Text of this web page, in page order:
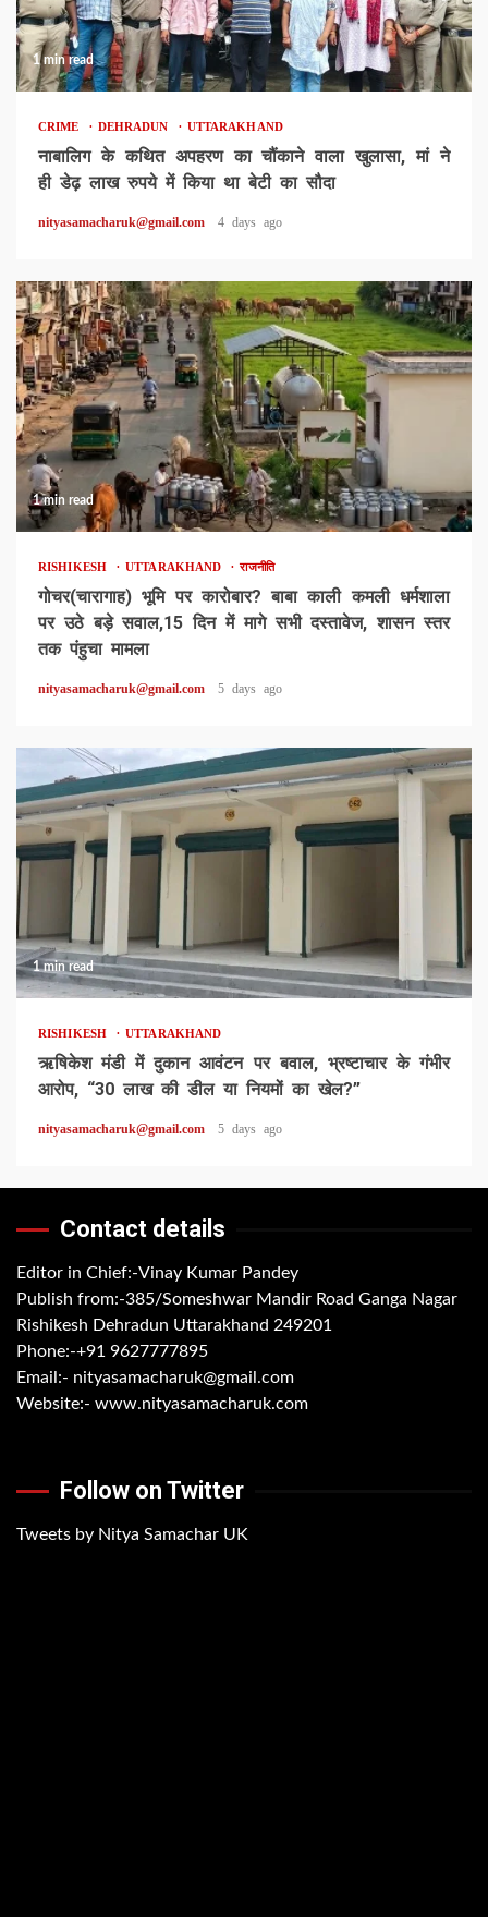
1 min read
CRIME DEHRADUN UTTARAKHAND
नाबालिग के कथित अपहरण का चौंकाने वाला खुलासा, मां ने
ही डेढ़ लाख रुपये में किया था बेटी का सौदा
nityasamacharuk@gmail.com 4 days ago
1 min read
RISHIKESH UTTARAKHAND राजनीति
गोचर(चारागाह) भूमि पर कारोबार? बाबा काली कमली धर्मशाला
पर उठे बड़े सवाल,15 दिन में मागे सभी दस्तावेज, शासन स्तर
तक पंहुचा मामला
nityasamacharuk@gmail.com 5 days ago
1 min read
RISHIKESH UTTARAKHAND
ऋषिकेश मंडी में दुकान आवंटन पर बवाल, भ्रष्टाचार के गंभीर
आरोप, “30 लाख की डील या नियमों का खेल?”
nityasamacharuk@gmail.com 5 days ago
Contact details
Editor in Chief:-Vinay Kumar Pandey
Publish from:-385/Someshwar Mandir Road Ganga Nagar
Rishikesh Dehradun Uttarakhand 249201
Phone:-+91 9627777895
Email:- nityasamacharuk@gmail.com
Website:- www.nityasamacharuk.com
Follow on Twitter
Tweets by Nitya Samachar UK